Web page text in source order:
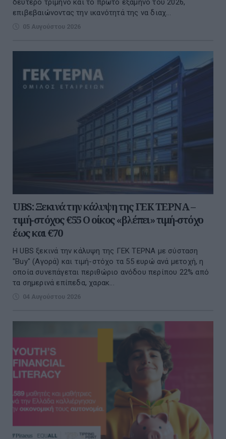
δεύτερο τρίμηνο και το πρώτο εξάμηνο του 2026,
επιβεβαιώνοντας την ικανότητά της να διαχ...
05 Αυγούστου 2026
UBS: Ξεκινά την κάλυψη της ΓΕΚ ΤΕΡΝΑ –
τιμή-στόχος €55 Ο οίκος «βλέπει» τιμή-στόχο
έως και €70
Η UBS ξεκινά την κάλυψη της ΓΕΚ ΤΕΡΝΑ με σύσταση
"Buy" (Αγορά) και τιμή-στόχο τα 55 ευρώ ανά μετοχή, η
οποία συνεπάγεται περιθώριο ανόδου περίπου 22% από
τα σημερινά επίπεδα, χαρακ...
04 Αυγούστου 2026